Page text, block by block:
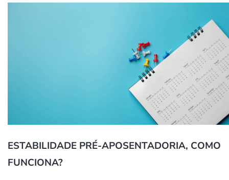
ESTABILIDADE PRÉ-APOSENTADORIA, COMO
FUNCIONA?